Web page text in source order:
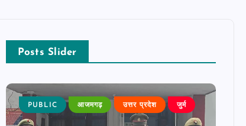
Posts Slider
PUBLIC आजमगढ़ उत्तर प्रदेश जुर्म